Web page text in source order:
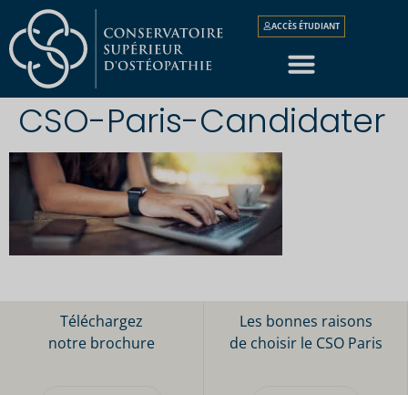
ACCÈS ÉTUDIANT
CSO-Paris-Candidater
Téléchargez
notre brochure
Les bonnes raisons
de choisir le CSO Paris